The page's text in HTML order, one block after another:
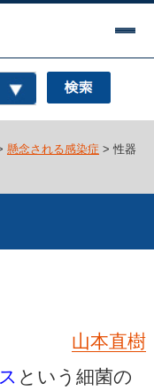
懸念される感染症 > 性器
山本直樹
という細菌の